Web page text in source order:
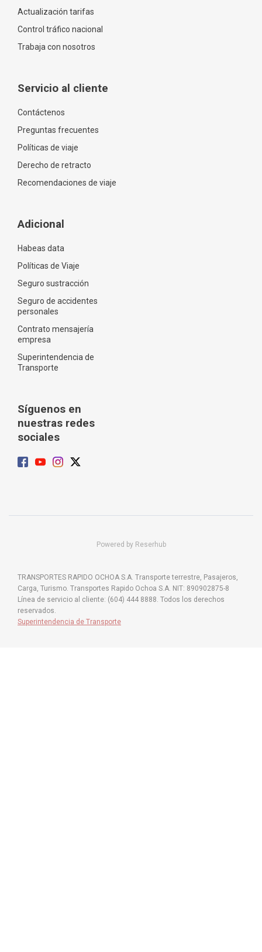
Actualización tarifas
Control tráfico nacional
Trabaja con nosotros
Servicio al cliente
Contáctenos
Preguntas frecuentes
Políticas de viaje
Derecho de retracto
Recomendaciones de viaje
Adicional
Habeas data
Políticas de Viaje
Seguro sustracción
Seguro de accidentes
personales
Contrato mensajería
empresa
Superintendencia de
Transporte
Síguenos en
nuestras redes
sociales
Powered by Reserhub
TRANSPORTES RAPIDO OCHOA S.A. Transporte terrestre, Pasajeros,
Carga, Turismo. Transportes Rapido Ochoa S.A. NIT: 890902875-8
Línea de servicio al cliente: (604) 444 8888. Todos los derechos
reservados.
Superintendencia de Transporte